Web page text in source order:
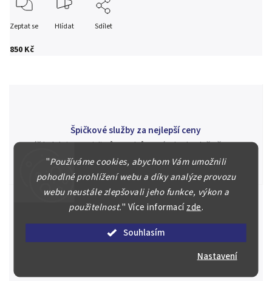
"Používáme cookies, abychom Vám umožnili
pohodlné prohlížení webu a díky analýze provozu
webu neustále zlepšovali jeho funkce, výkon a
použitelnost." Více informacízde.
Souhlasím
Nastavení
850 Kč
Zeptat se Hlídat Sdílet
Špičkové služby za nejlepší ceny
Náš kolektiv specialistů a znalců se Vám bude plně věnovat.
Posoudíme kvalitu a pravost Vašeho materiálu, prodáme v naší
aukci nebo Vám poradíme kam investovat.
Jsme zde pro Vás nepřetržitě již od roku 2000
Během té doby jsme v našich aukcích prodali významné sbírky i
jednotlivé kusy unikátních mincí, bankovek, řádů a vyznamenání